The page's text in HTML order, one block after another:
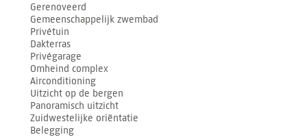
Gerenoveerd
Gemeenschappelijk zwembad
Privétuin
Dakterras
Privégarage
Omheind complex
Airconditioning
Uitzicht op de bergen
Panoramisch uitzicht
Zuidwestelijke oriëntatie
Belegging